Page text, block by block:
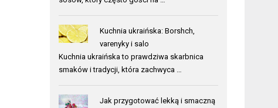
Kuchnia ukraińska: Borshch,
varenyky i salo
Kuchnia ukraińska to prawdziwa skarbnica
smaków i tradycji, która zachwyca …
Jak przygotować lekką i smaczną